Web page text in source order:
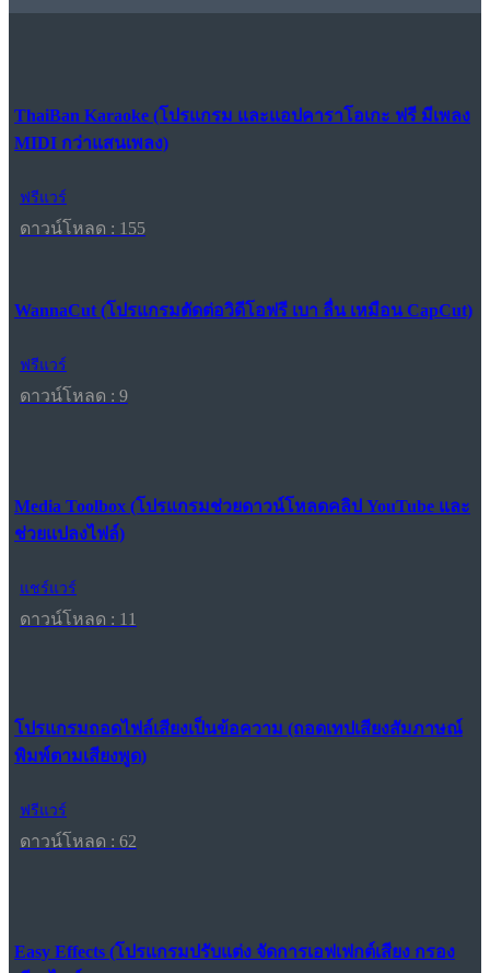
ThaiBan Karaoke (โปรแกรม และแอปคาราโอเกะ ฟรี มีเพลง
MIDI กว่าแสนเพลง)
ฟรีแวร์
ดาวน์โหลด : 155
WannaCut (โปรแกรมตัดต่อวิดีโอฟรี เบา ลื่น เหมือน CapCut)
ฟรีแวร์
ดาวน์โหลด : 9
Media Toolbox (โปรแกรมช่วยดาวน์โหลดคลิป YouTube และ
ช่วยแปลงไฟล์)
แชร์แวร์
ดาวน์โหลด : 11
โปรแกรมถอดไฟล์เสียงเป็นข้อความ (ถอดเทปเสียงสัมภาษณ์
พิมพ์ตามเสียงพูด)
ฟรีแวร์
ดาวน์โหลด : 62
Easy Effects (โปรแกรมปรับแต่ง จัดการเอฟเฟกต์เสียง กรอง